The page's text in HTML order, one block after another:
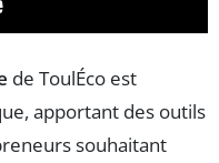
de ToulÉco est
apportant des outils
souhaitant